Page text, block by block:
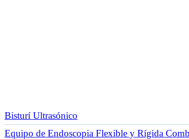
Bisturí Ultrasónico
Equipo de Endoscopia Flexible y Rígida